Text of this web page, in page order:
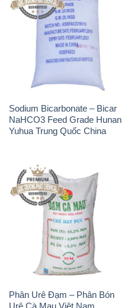
Sodium Bicarbonate – Bicar
NaHCO3 Feed Grade Hunan
Yuhua Trung Quốc China
Phân Urê Đạm – Phân Bón
Urê Cà Mau Việt Nam